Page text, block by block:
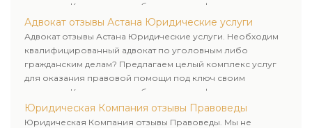
клиентам. Комплексное обслуживание физических и
юридических лиц. Индивидуальный подход к каждому
клиенту.
Адвокат отзывы Астана Юридические услуги
Адвокат отзывы Астана Юридические услуги. Необходим
квалифицированный адвокат по уголовным либо
гражданским делам? Предлагаем целый комплекс услуг
для оказания правовой помощи под ключ своим
клиентам. Комплексное обслуживание физических и
юридических лиц. Индивидуальный подход к каждому
клиенту.
Юридическая Компания отзывы Правоведы
Юридическая Компания отзывы Правоведы. Мы не